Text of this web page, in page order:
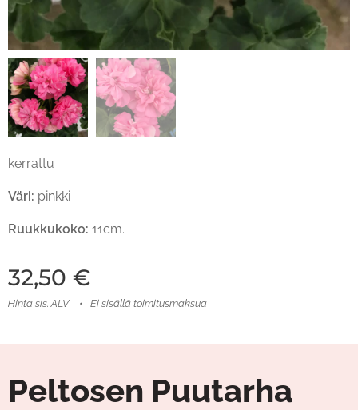
kerrattu
Väri: pinkki
Ruukkukoko: 11cm.
32,50 €
Hinta sis. ALV Ei sisällä toimitusmaksua
Peltosen Puutarha